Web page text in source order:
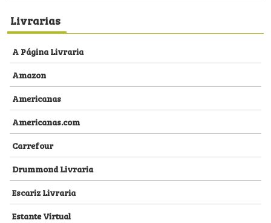
Livrarias
A Página Livraria
Amazon
Americanas
Americanas.com
Carrefour
Drummond Livraria
Escariz Livraria
Estante Virtual